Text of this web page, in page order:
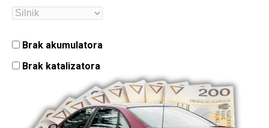
Brak akumulatora
Brak katalizatora